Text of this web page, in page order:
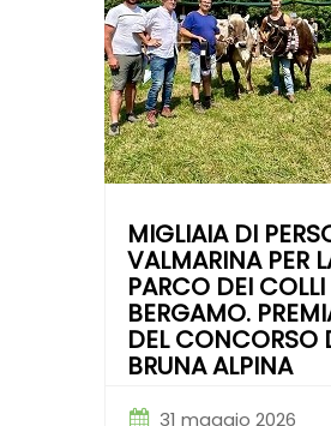
MIGLIAIA DI
VALMARINA PER
PARCO DEI
BERGAMO.
DEL CONCORSO
BRUNA ALPINA
31 maggio 2026